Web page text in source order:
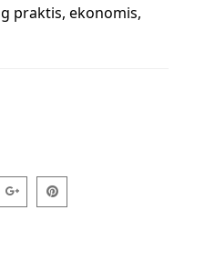
praktis, ekonomis,